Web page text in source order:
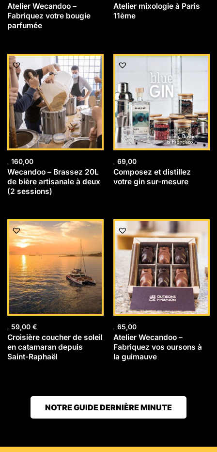
Atelier Wecandoo –
Fabriquez votre bougie
parfumée
Atelier mixologie à Paris
11ème
160,00
Wecandoo – Brassez 20L
de bière artisanale à deux
(2 sessions)
69,00
Composez et distillez
votre gin sur-mesure
59,00 €
Croisière coucher de soleil
en catamaran depuis
Saint-Raphaël
65,00
Atelier Wecandoo –
Fabriquez vos oursons à
la guimauve
NOTRE GUIDE DERNIÈRE MINUTE